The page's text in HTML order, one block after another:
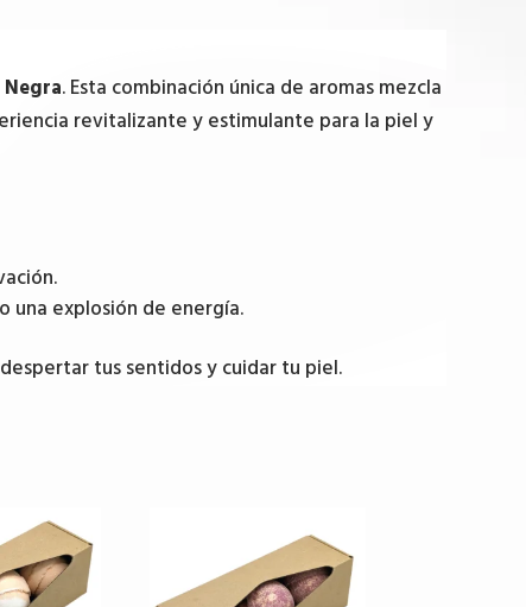
. Esta combinación única de aromas mezcla
revitalizante y estimulante para la piel y
una explosión de energía.
tus sentidos y cuidar tu piel.